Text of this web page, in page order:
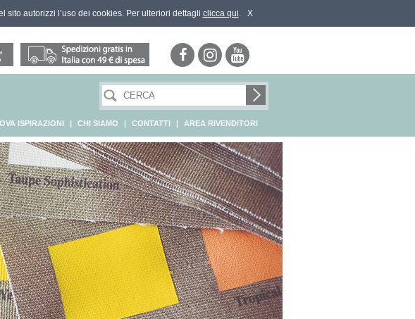
autorizzi l’uso dei cookies. Per ulteriori dettagli clicca qui. X
ISPIRAZIONI | CHI SIAMO | CONTATTI | AREA RIVENDITORI